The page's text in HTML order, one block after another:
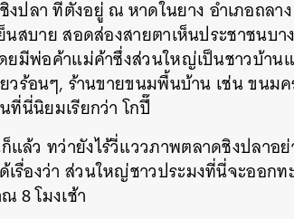
ปลา ที่ตั้งอยู่ ณ หาดในยาง อำเภอถลา
สบาย สอดส่องสายตาเห็นประชาชนบ
ยมีพ่อค้าแม่ค้าซึ่งส่วนใหญ่เป็นชาวบ้า
วร้อนๆ, ร้านขายขนมพื้นบ้าน เช่น ขนม
นี่นิยมเรียกว่า โกปี๊
แล้ว ทว่ายังไร้วี่แววภาพตลาดชิงปลาอย่
องว่า ส่วนใหญ่ชาวประมงที่นี่จะออกท
8 โมงเช้า
LINE EMAIL